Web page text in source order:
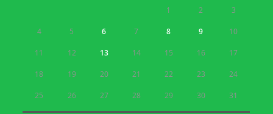
1 2 3
4 5 6 7 8 9 10
11 12 13 14 15 16 17
18 19 20 21 22 23 24
25 26 27 28 29 30 31